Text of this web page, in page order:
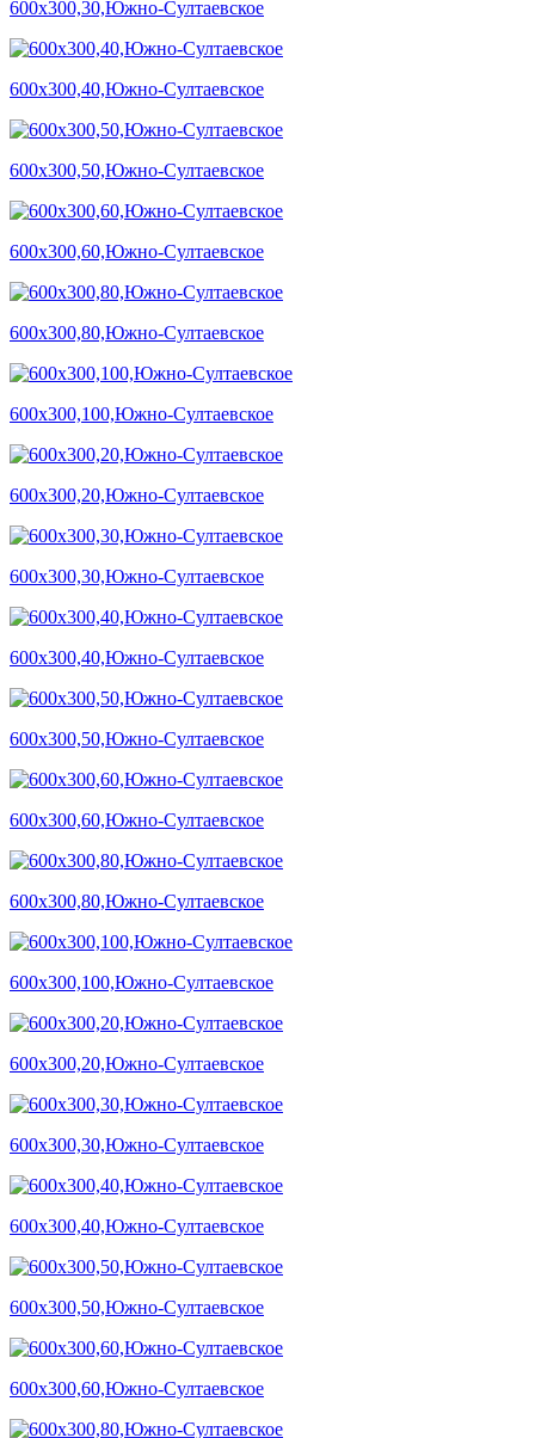
600х300,30,Южно-Султаевское
600х300,40,Южно-Султаевское
600х300,50,Южно-Султаевское
600х300,60,Южно-Султаевское
600х300,80,Южно-Султаевское
600х300,100,Южно-Султаевское
600х300,20,Южно-Султаевское
600х300,30,Южно-Султаевское
600х300,40,Южно-Султаевское
600х300,50,Южно-Султаевское
600х300,60,Южно-Султаевское
600х300,80,Южно-Султаевское
600х300,100,Южно-Султаевское
600х300,20,Южно-Султаевское
600х300,30,Южно-Султаевское
600х300,40,Южно-Султаевское
600х300,50,Южно-Султаевское
600х300,60,Южно-Султаевское